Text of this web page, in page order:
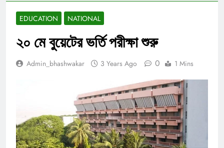
EDUCATION NATIONAL
২০ মে বুয়েটের ভর্তি পরীক্ষা শুরু
Admin_bhashwakar 3 Years Ago 0 1 Mins